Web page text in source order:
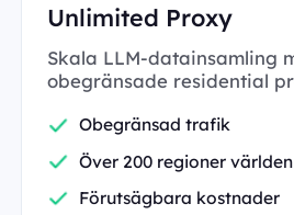
Unlimited Proxy
Skala LLM-datainsamling
obegränsade residential
Obegränsad trafik
Över 200 regioner
Förutsägbara kostnader